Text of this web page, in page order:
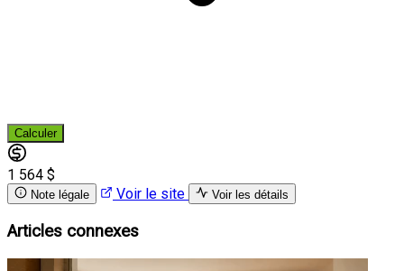
Calculer
1 564 $
Note légale Voir le site Voir les détails
Articles connexes